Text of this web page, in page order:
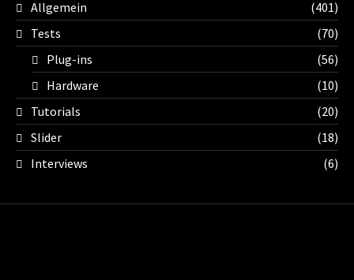
Allgemein
(401)
Tests
(70)
Plug-ins
(56)
Hardware
(10)
Tutorials
(20)
Slider
(18)
Interviews
(6)